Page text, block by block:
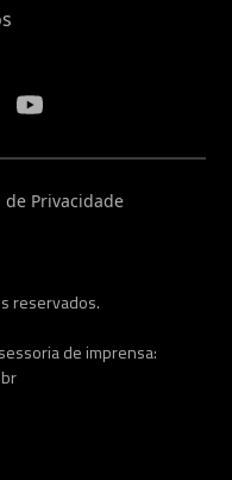
reservados.
de imprensa:
de Privacidade